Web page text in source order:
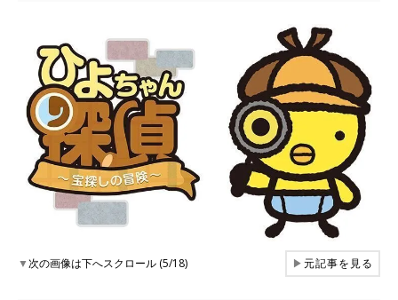
▼次の画像は下へスクロール (5/18) ▶元記事を見る